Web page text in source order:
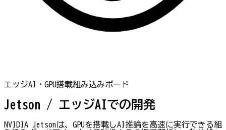
エッジAI・GPU搭載組み込みボード
Jetson / エッジAIでの開発
NVIDIA Jetsonは、GPUを搭載しAI推論を高速に実行できる組